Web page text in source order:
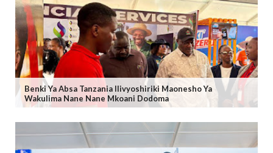
Benki Ya Absa Tanzania Ilivyoshiriki Maonesho Ya
Wakulima Nane Nane Mkoani Dodoma